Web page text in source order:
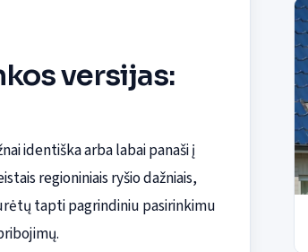
versijas:
identiška arba labai panaši į
regioniniais ryšio dažniais,
tapti pagrindiniu pasirinkimu